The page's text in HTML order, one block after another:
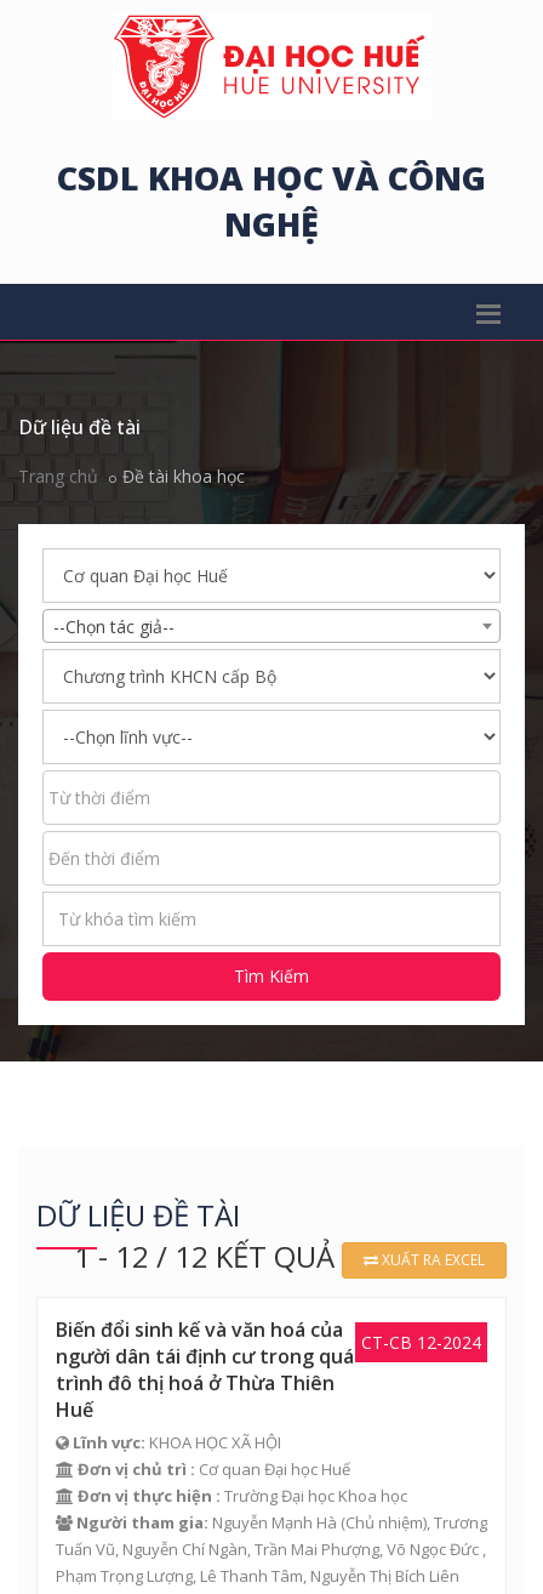
CSDL KHOA HỌC VÀ CÔNG
NGHỆ
Dữ liệu đề tài
Trang chủ Đề tài khoa học
--Chọn tác giả--
Tìm Kiếm
DỮ LIỆU ĐỀ TÀI
1 - 12 / 12 KẾT QUẢ
XUẤT RA EXCEL
CT-CB 12-2024
Biến đổi sinh kế và văn hoá của
người dân tái định cư trong quá
trình đô thị hoá ở Thừa Thiên
Huế
Lĩnh vực: KHOA HỌC XÃ HỘI
Đơn vị chủ trì : Cơ quan Đại học Huế
Đơn vị thực hiện : Trường Đại học Khoa học
Người tham gia: Nguyễn Mạnh Hà (Chủ nhiệm), Trương
Tuấn Vũ, Nguyễn Chí Ngàn, Trần Mai Phượng, Võ Ngọc Đức ,
Phạm Trọng Lượng, Lê Thanh Tâm, Nguyễn Thị Bích Liên